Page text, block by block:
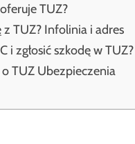
TUZ?
z TUZ? Infolinia i adres
i zgłosić szkodę w TUZ?
TUZ Ubezpieczenia